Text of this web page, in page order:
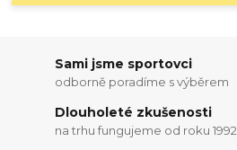
Sami jsme sportovci
odborně poradíme s výběrem
Dlouholeté zkušenosti
na trhu fungujeme od roku 1992